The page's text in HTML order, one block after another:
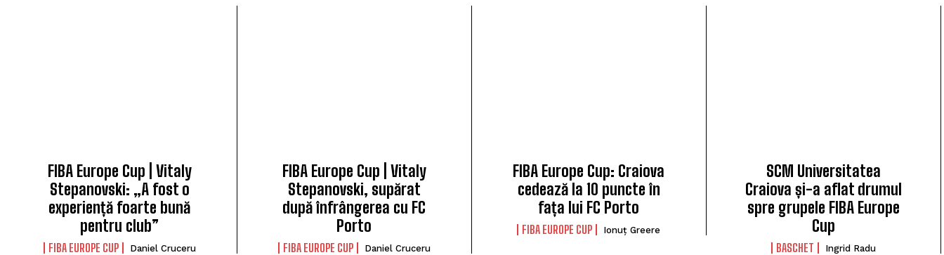
FIBA Europe Cup | Vitaly
Stepanovski: „A fost o
experiență foarte bună
pentru club”
FIBA EUROPE CUP Daniel Cruceru
FIBA Europe Cup | Vitaly
Stepanovski, supărat
după înfrângerea cu FC
Porto
FIBA EUROPE CUP Daniel Cruceru
FIBA Europe Cup: Craiova
cedează la 10 puncte în
fața lui FC Porto
FIBA EUROPE CUP Ionuț Greere
SCM Universitatea
Craiova și-a aflat drumul
spre grupele FIBA Europe
Cup
BASCHET Ingrid Radu